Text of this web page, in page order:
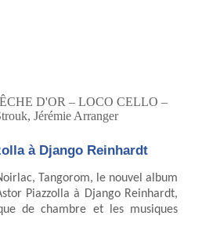
D'OR – LOCO CELLO –
Jérémie Arranger
à Django Reinhardt
Tangorom, le nouvel album
Piazzolla à Django Reinhardt,
de chambre et les musiques